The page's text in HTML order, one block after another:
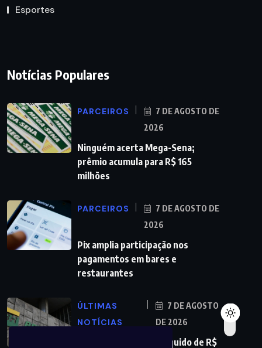
Esportes
Notícias Populares
PARCEIROS
7 DE AGOSTO DE
2026
Ninguém acerta Mega-Sena;
prêmio acumula para R$ 165
milhões
PARCEIROS
7 DE AGOSTO DE
2026
Pix amplia participação nos
pagamentos em bares e
restaurantes
ÚLTIMAS
NOTÍCIAS
7 DE AGOSTO
DE 2026
Petrobras tem lucro líquido de R$